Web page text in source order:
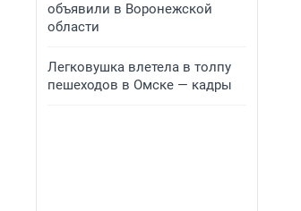
объявили в Воронежской
области
Легковушка влетела в толпу
пешеходов в Омске — кадры